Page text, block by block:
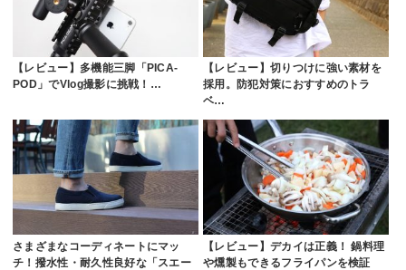
【レビュー】多機能三脚「PICA-
POD」でVlog撮影に挑戦！…
【レビュー】切りつけに強い素材を
採用。防犯対策におすすめのトラ
ベ…
さまざまなコーディネートにマッ
チ！撥水性・耐久性良好な「スエー
【レビュー】デカイは正義！ 鍋料理
や燻製もできるフライパンを検証